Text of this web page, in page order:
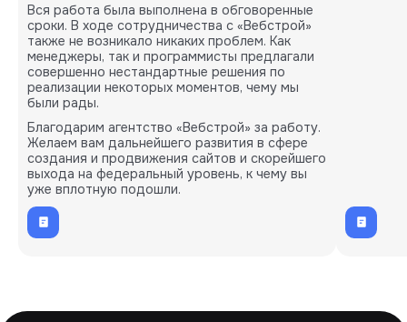
Вся работа была выполнена в обговоренные
сроки. В ходе сотрудничества с «Вебстрой»
также не возникало никаких проблем. Как
менеджеры, так и программисты предлагали
совершенно нестандартные решения по
реализации некоторых моментов, чему мы
были рады.
Благодарим агентство «Вебстрой» за работу.
Желаем вам дальнейшего развития в сфере
создания и продвижения сайтов и скорейшего
выхода на федеральный уровень, к чему вы
уже вплотную подошли.